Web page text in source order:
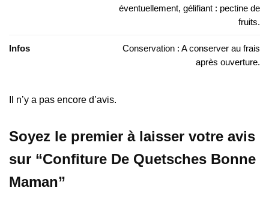
éventuellement, gélifiant : pectine de
fruits.
Infos
Conservation : A conserver au frais
après ouverture.
Il n’y a pas encore d’avis.
Soyez le premier à laisser votre avis
sur “Confiture De Quetsches Bonne
Maman”